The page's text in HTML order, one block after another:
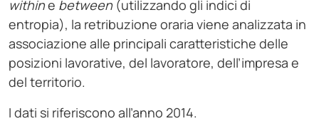
withine between (utilizzando gli indici di
entropia), la retribuzione oraria viene analizzata in
associazione alle principali caratteristiche delle
posizioni lavorative, del lavoratore, dell’impresa e
del territorio.
I dati si riferiscono all’anno 2014.